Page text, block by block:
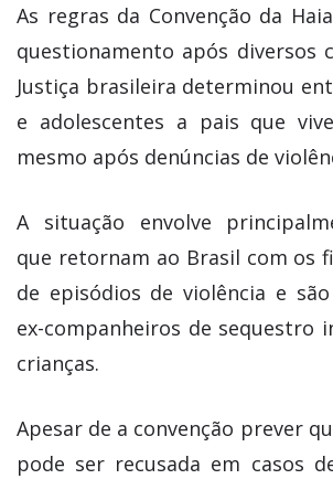
As regras da Convenção da
questionamento após diversos
Justiça brasileira determinou
e adolescentes a pais que
mesmo após denúncias de
A situação envolve
que retornam ao Brasil com os
de episódios de violência e
ex-companheiros de sequestro
crianças.
Apesar de a convenção prever
pode ser recusada em casos